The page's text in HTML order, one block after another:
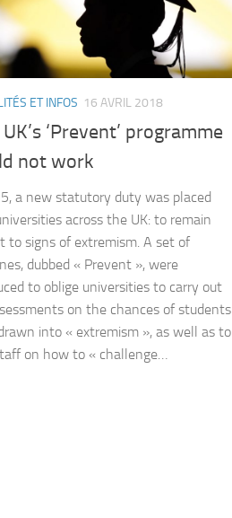
ET INFOS 16 AVRIL 2018
‘Prevent’ programme
not work
a new statutory duty was placed
across the UK: to remain
to signs of extremism. A set of
dubbed « Prevent », were
to oblige universities to carry out
on the chances of students
into « extremism », as well as to
on how to « challenge…